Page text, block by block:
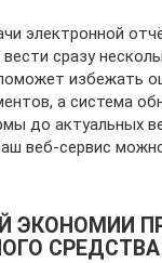
электронной
сразу
избежать
а система
до актуальных
веб-сервис
ЭКОНОМИИ
СРЕДСТВА